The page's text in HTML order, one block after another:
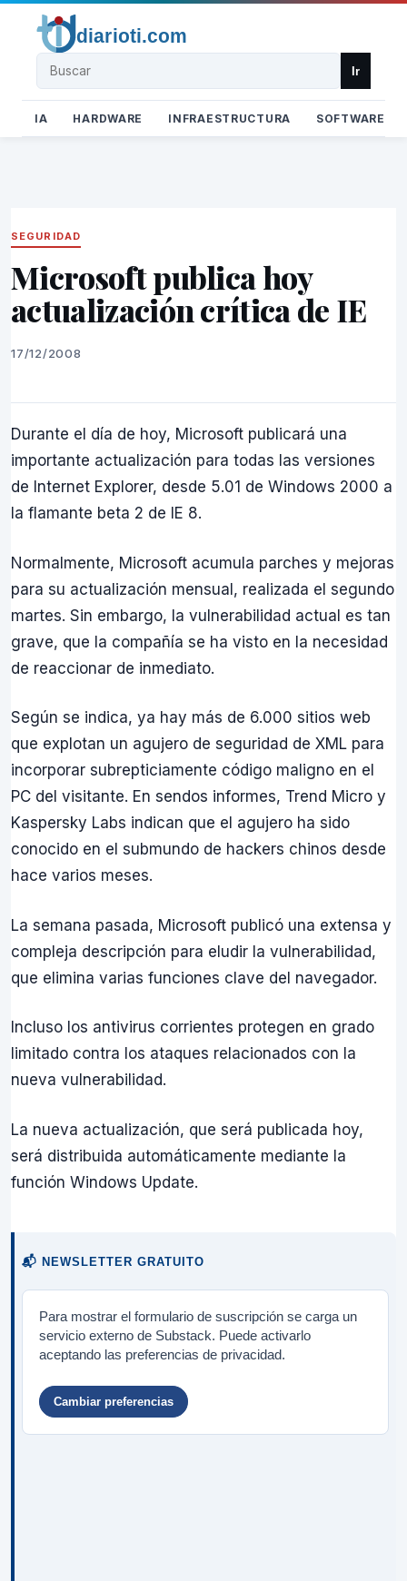
Buscar Ir
IA HARDWARE INFRAESTRUCTURA SOFTWARE
SEGURIDAD
Microsoft publica hoy
actualización crítica de IE
17/12/2008
Durante el día de hoy, Microsoft publicará una
importante actualización para todas las versiones
de Internet Explorer, desde 5.01 de Windows 2000 a
la flamante beta 2 de IE 8.
Normalmente, Microsoft acumula parches y mejoras
para su actualización mensual, realizada el segundo
martes. Sin embargo, la vulnerabilidad actual es tan
grave, que la compañía se ha visto en la necesidad
de reaccionar de inmediato.
Según se indica, ya hay más de 6.000 sitios web
que explotan un agujero de seguridad de XML para
incorporar subrepticiamente código maligno en el
PC del visitante. En sendos informes, Trend Micro y
Kaspersky Labs indican que el agujero ha sido
conocido en el submundo de hackers chinos desde
hace varios meses.
La semana pasada, Microsoft publicó una extensa y
compleja descripción para eludir la vulnerabilidad,
que elimina varias funciones clave del navegador.
Incluso los antivirus corrientes protegen en grado
limitado contra los ataques relacionados con la
nueva vulnerabilidad.
La nueva actualización, que será publicada hoy,
será distribuida automáticamente mediante la
función Windows Update.
📬 NEWSLETTER GRATUITO
Para mostrar el formulario de suscripción se carga un
servicio externo de Substack. Puede activarlo
aceptando las preferencias de privacidad.
Cambiar preferencias